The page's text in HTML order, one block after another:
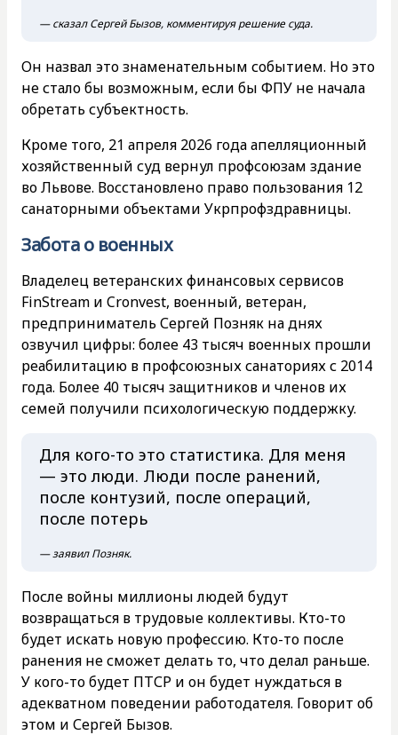
— сказал Сергей Бызов, комментируя решение суда.
Он назвал это знаменательным событием. Но это
не стало бы возможным, если бы ФПУ не начала
обретать субъектность.
Кроме того, 21 апреля 2026 года апелляционный
хозяйственный суд вернул профсоюзам здание
во Львове. Восстановлено право пользования 12
санаторными объектами Укрпрофздравницы.
Забота о военных
Владелец ветеранских финансовых сервисов
FinStream и Cronvest, военный, ветеран,
предприниматель Сергей Позняк на днях
озвучил цифры: более 43 тысяч военных прошли
реабилитацию в профсоюзных санаториях с 2014
года. Более 40 тысяч защитников и членов их
семей получили психологическую поддержку.
Для кого-то это статистика. Для меня
— это люди. Люди после ранений,
после контузий, после операций,
после потерь
— заявил Позняк.
После войны миллионы людей будут
возвращаться в трудовые коллективы. Кто-то
будет искать новую профессию. Кто-то после
ранения не сможет делать то, что делал раньше.
У кого-то будет ПТСР и он будет нуждаться в
адекватном поведении работодателя. Говорит об
этом и Сергей Бызов.